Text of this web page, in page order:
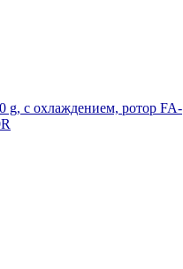
g, с охлаждением, ротор FA-